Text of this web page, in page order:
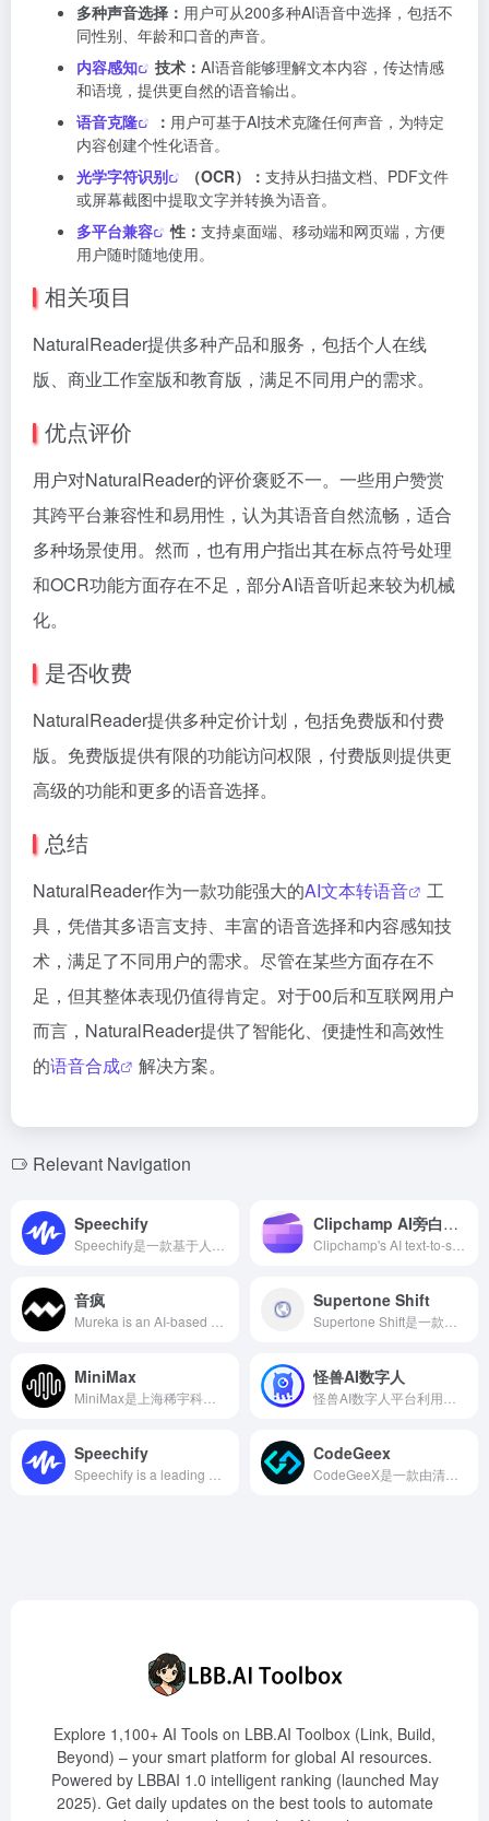
多种声音选择： 用户可从200多种AI语音中选择，包括不
同性别、年龄和口音的声音。
内容感知
技术： AI语音能够理解文本内容，传达情感
和语境，提供更自然的语音输出。
语音克隆
： 用户可基于AI技术克隆任何声音，为特定
内容创建个性化语音。
光学字符识别
（OCR）： 支持从扫描文档、PDF文件
或屏幕截图中提取文字并转换为语音。
多平台兼容
性： 支持桌面端、移动端和网页端，方便
用户随时随地使用。
相关项目
NaturalReader提供多种产品和服务，包括个人在线
版、商业工作室版和教育版，满足不同用户的需求。
优点评价
用户对NaturalReader的评价褒贬不一。一些用户赞赏
其跨平台兼容性和易用性，认为其语音自然流畅，适合
多种场景使用。然而，也有用户指出其在标点符号处理
和OCR功能方面存在不足，部分AI语音听起来较为机械
化。
是否收费
NaturalReader提供多种定价计划，包括免费版和付费
版。免费版提供有限的功能访问权限，付费版则提供更
高级的功能和更多的语音选择。
总结
NaturalReader作为一款功能强大的AI文本转语音
工
具，凭借其多语言支持、丰富的语音选择和内容感知技
术，满足了不同用户的需求。尽管在某些方面存在不
足，但其整体表现仍值得肯定。对于00后和互联网用户
而言，NaturalReader提供了智能化、便捷性和高效性
的语音合成 解决方案。
Relevant Navigation
Speechify Clipchamp AI旁白生成器
音疯 Supertone Shift
MiniMax 怪兽AI数字人
Speechify CodeGeex
Explore 1,100+ AI Tools on LBB.AI Toolbox (Link, Build,
Beyond) – your smart platform for global AI resources.
Powered by LBBAI 1.0 intelligent ranking (launched May
2025). Get daily updates on the best tools to automate